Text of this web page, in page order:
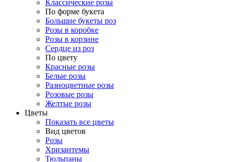
Классические розы
По форме букета
Большие букеты роз
Розы в коробке
Розы в корзине
Сердце из роз
По цвету
Красные розы
Белые розы
Разноцветные розы
Розовые розы
Желтые розы
Цветы
Показать все цветы
Вид цветов
Розы
Хризантемы
Тюльпаны